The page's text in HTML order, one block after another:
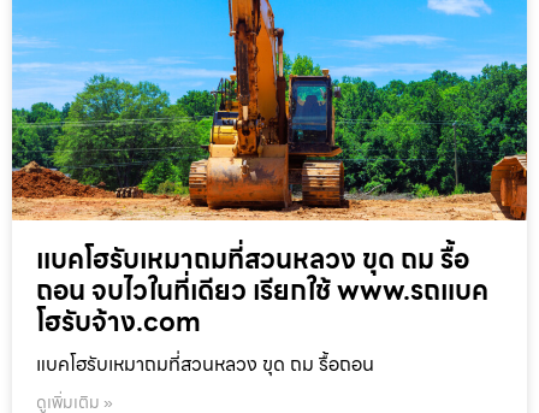
แบคโฮรับเหมาถมที่สวนหลวง ขุด ถม รื้อ
ถอน จบไวในที่เดียว เรียกใช้ www.รถแบค
โฮรับจ้าง.com
แบคโฮรับเหมาถมที่สวนหลวง ขุด ถม รื้อถอน
ดูเพิ่มเติม »